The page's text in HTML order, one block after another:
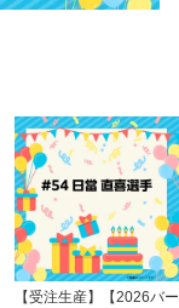
【受注生産】【2026バー